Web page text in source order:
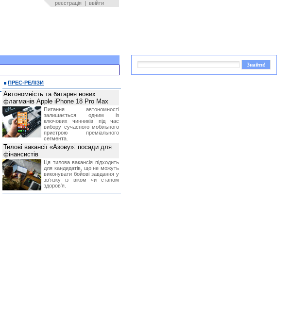
реєстрація | ввійти
ПРЕС-РЕЛІЗИ
Автономність та батарея нових
флагманів Apple iPhone 18 Pro Max
Питання автономності
залишається одним із
ключових чинників під час
вибору сучасного мобільного
пристрою преміального
сегмента.
Тилові вакансії «Азову»: посади для
фінансистів
Ця тилова вакансія підходить
для кандидатів, що не можуть
виконувати бойові завдання у
звʼязку із віком чи станом
здоровʼя.